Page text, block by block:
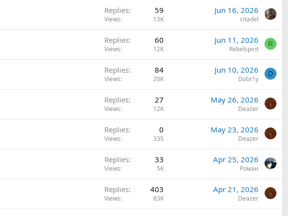
Replies 59
Views 13K
Jun 16, 2026
citadel
Replies 60
Views 12K
Jun 11, 2026
Rebelspirit
R
Replies 84
Views 20K
Jun 10, 2026
Dobr1y
D
Replies 27
Views 12K
May 26, 2026
Deazer
Replies 0
Views 335
May 23, 2026
Deazer
Replies 33
Views 5K
Apr 25, 2026
Роман
Replies 403
Views 83K
Apr 21, 2026
Deazer